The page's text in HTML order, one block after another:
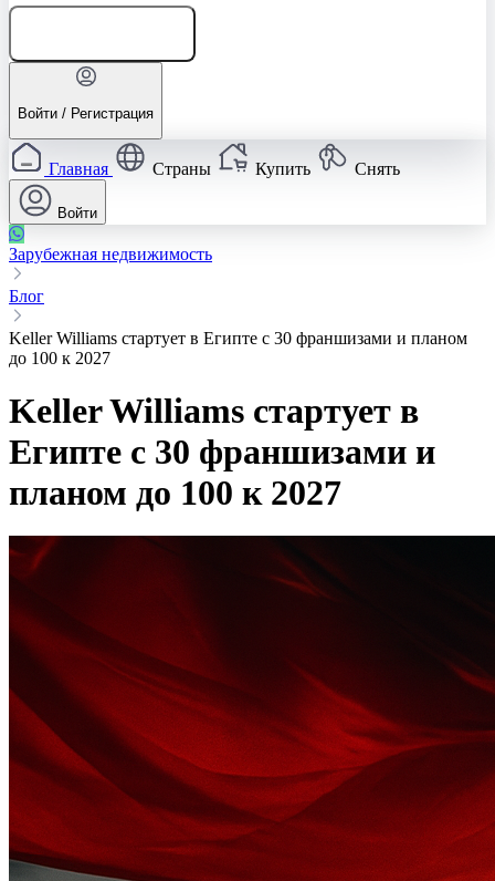
Войти / Регистрация
Главная Страны Купить Снять
Войти
Зарубежная недвижимость
Блог
Keller Williams стартует в Египте с 30 франшизами и планом
до 100 к 2027
Keller Williams стартует в
Египте с 30 франшизами и
планом до 100 к 2027